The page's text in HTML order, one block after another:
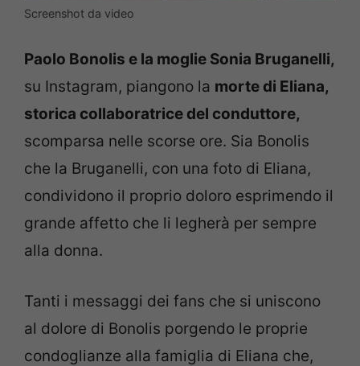
Screenshot da video
Paolo Bonolis e la moglie Sonia Bruganelli,
su Instagram, piangono la morte di Eliana,
storica collaboratrice del conduttore,
scomparsa nelle scorse ore. Sia Bonolis
che la Bruganelli, con una foto di Eliana,
condividono il proprio doloro esprimendo il
grande affetto che li legherà per sempre
alla donna.
Tanti i messaggi dei fans che si uniscono
al dolore di Bonolis porgendo le proprie
condoglianze alla famiglia di Eliana che,